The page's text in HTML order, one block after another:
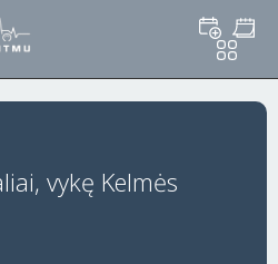
vykę Kelmės